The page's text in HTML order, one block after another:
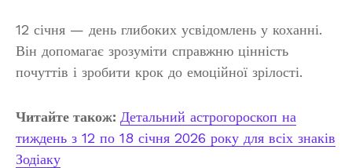
12 січня — день глибоких усвідомлень у коханні.
Він допомагає зрозуміти справжню цінність
почуттів і зробити крок до емоційної зрілості.
Читайте також: Детальний астрогороскоп на
тиждень з 12 по 18 січня 2026 року для всіх знаків
Зодіаку